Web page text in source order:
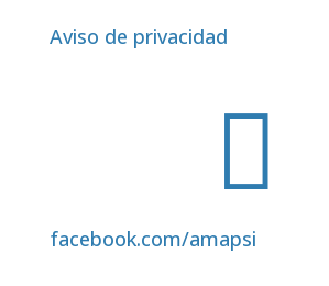
Aviso de privacidad

facebook.com/amapsi